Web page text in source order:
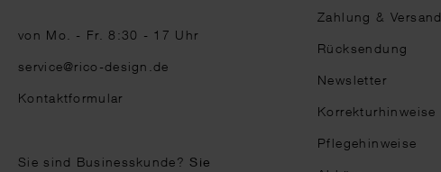
von Mo. - Fr. 8:30 - 17 Uhr
service@rico-design.de
Kontaktformular
Sie sind Businesskunde?Sie
Zahlung & Versand
Rücksendung
Newsletter
Korrekturhinweise
Pflegehinweise